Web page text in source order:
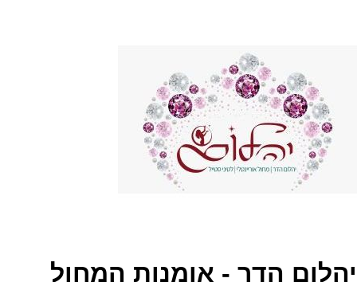
יהלום הדר - אומנות המחול